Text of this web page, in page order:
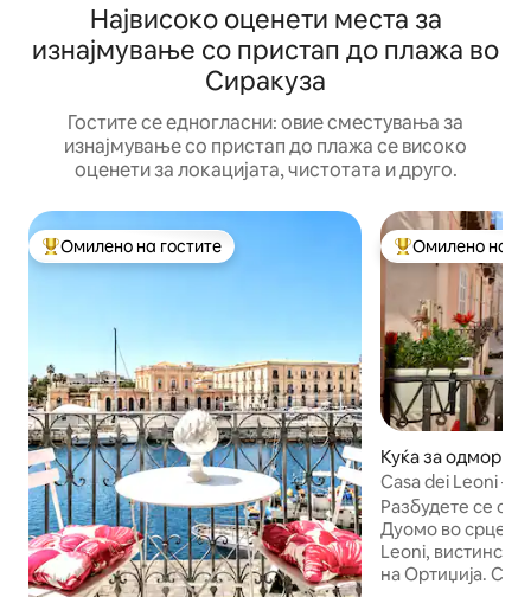
Највисоко оценети места за
изнајмување со пристап до плажа во
Сиракуза
Гостите се едногласни: овие сместувања за
изнајмување со пристап до плажа се високо
оценети за локацијата, чистотата и друго.
Меѓу најуспешните „Омилени на гостите“
Омилено на гостите Меѓу
Омилено на
Куќа за одмор во
Casa dei Leoni –
Duomo |
Разбудете се со
Дуомо во срцето
Leoni,
на Ортиџија. Со